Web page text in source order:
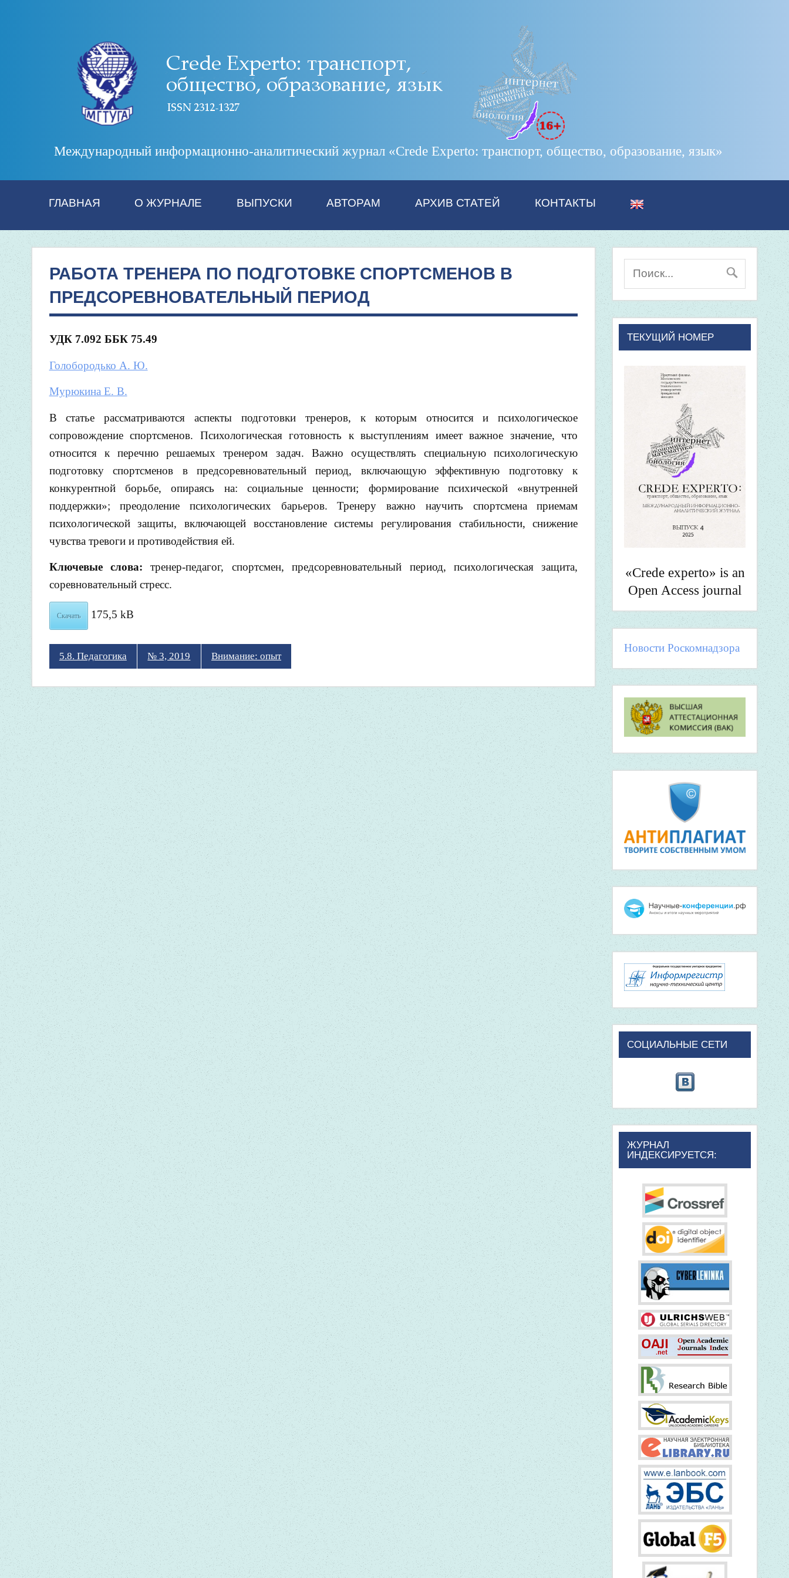
Международный информационно-аналитический журнал «Crede Experto: транспорт, общество, образование, язык»
ГЛАВНАЯ О ЖУРНАЛЕ ВЫПУСКИ АВТОРАМ АРХИВ СТАТЕЙ КОНТАКТЫ
РАБОТА ТРЕНЕРА ПО ПОДГОТОВКЕ СПОРТСМЕНОВ В
ПРЕДСОРЕВНОВАТЕЛЬНЫЙ ПЕРИОД
УДК 7.092 ББК 75.49
Голобородько А. Ю.
Мурюкина Е. В.
В статье рассматриваются аспекты подготовки тренеров, к которым относится и психологическое
сопровождение спортсменов. Психологическая готовность к выступлениям имеет важное значение, что
относится к перечню решаемых тренером задач. Важно осуществлять специальную психологическую
подготовку спортсменов в предсоревновательный период, включающую эффективную подготовку к
конкурентной борьбе, опираясь на: социальные ценности; формирование психической «внутренней
поддержки»; преодоление психологических барьеров. Тренеру важно научить спортсмена приемам
психологической защиты, включающей восстановление системы регулирования стабильности, снижение
чувства тревоги и противодействия ей.
Ключевые слова:тренер-педагог, спортсмен, предсоревновательный период, психологическая защита,
соревновательный стресс.
Скачать 175,5 kB
5.8. Педагогика № 3, 2019 Внимание: опыт
ТЕКУЩИЙ НОМЕР
«Crede experto» is an
Open Access journal
Новости Роскомнадзора
СОЦИАЛЬНЫЕ СЕТИ
ЖУРНАЛ
ИНДЕКСИРУЕТСЯ: